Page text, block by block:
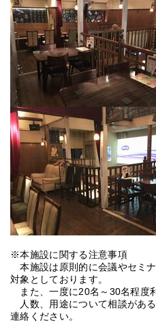
※本施設に関する注意事項
本施設は原則的に会議やセミ
対象としております。
また、一度に20名～30名程度
人数、用途について相談があ
連絡ください。